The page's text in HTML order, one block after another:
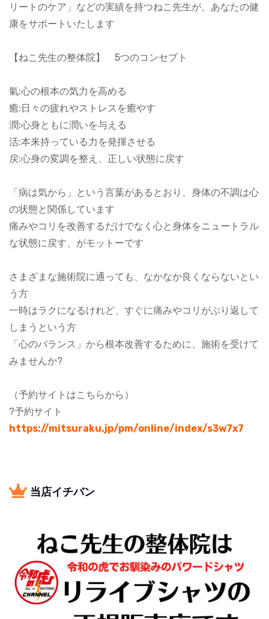
リートのケア」などの実績を持つねこ先生が、あなたの健
康をサポートいたします
【ねこ先生の整体院】 5つのコンセプト
氣:心の根本の気力を高める
癒:日々の疲れやストレスを癒やす
潤:心身ともに潤いを与える
活:本来持っている力を発揮させる
戻:心身の変調を整え、正しい状態に戻す
「病は気から」という言葉があるとおり、身体の不調は心
の状態と関係しています
痛みやコリを改善するだけでなく心と身体をニュートラル
な状態に戻す、がモットーです
さまざまな施術院に通っても、なかなか良くならないとい
う方
一時はラクになるけれど、すぐに痛みやコリがぶり返して
しまうという方
「心のバランス」から根本改善するために、施術を受けて
みませんか?
（予約サイトはこちらから）
?予約サイト
https://mitsuraku.jp/pm/online/index/s3w7x7
当店イチバン